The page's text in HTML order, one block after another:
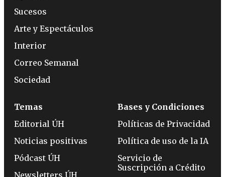
Sucesos
Arte y Espectáculos
Interior
Correo Semanal
Sociedad
Temas
Editorial ÚH
Noticias positivas
Pódcast ÚH
Newsletters ÚH
Bases y Condiciones
Políticas de Privacidad
Política de uso de la IA
Servicio de
Suscripción a Crédito